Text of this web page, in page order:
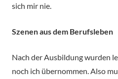
sich mir nie.
Szenen aus dem Berufsleben
Nach der Ausbildung wurden
noch ich übernommen. Also